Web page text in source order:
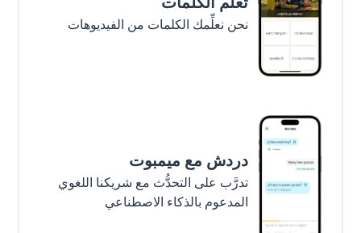
نحن نعلِّمك الكلمات من الفيديوهات
دردش مع ميمبوت
تدرَّب على التحدُّث مع شريكنا اللغوي
المدعوم بالذكاء الاصطناعي